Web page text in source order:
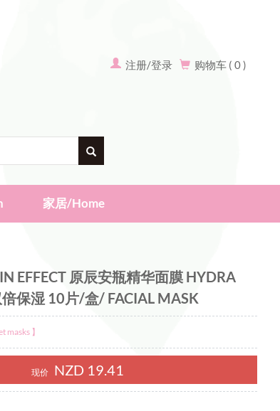
购物车 ( 0 )
注册/登录
家居/Home
EFFECT 原辰安瓶精华面膜 HYDRA
保湿 10片/盒/ FACIAL MASK
masks 】
现价 NZD 19.41